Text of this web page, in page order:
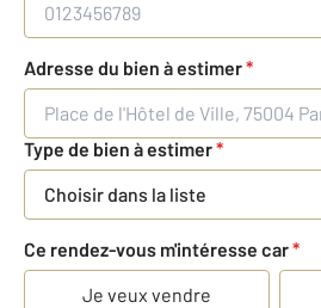
Adresse du bien à estimer*
Type de bien à estimer*
Choisir dans la liste
Ce rendez-vous m'intéresse car*
Je veux vendre